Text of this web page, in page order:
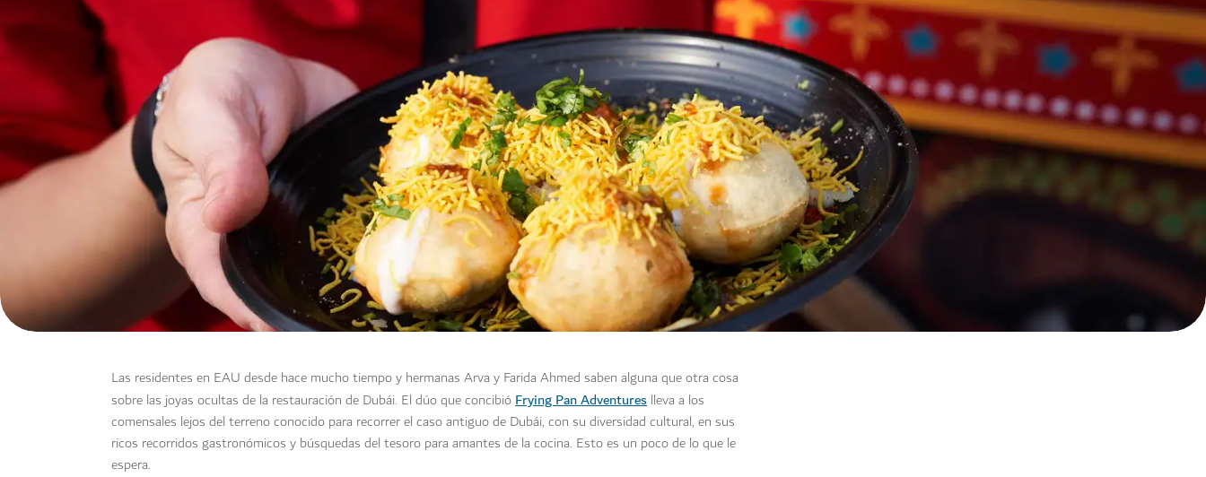
Las residentes en EAU desde hace mucho tiempo y hermanas Arva y Farida Ahmed saben alguna que otra cosa
sobre las joyas ocultas de la restauración de Dubái. El dúo que concibióFrying Pan Adventures lleva a los
comensales lejos del terreno conocido para recorrer el caso antiguo de Dubái, con su diversidad cultural, en sus
ricos recorridos gastronómicos y búsquedas del tesoro para amantes de la cocina. Esto es un poco de lo que le
espera.